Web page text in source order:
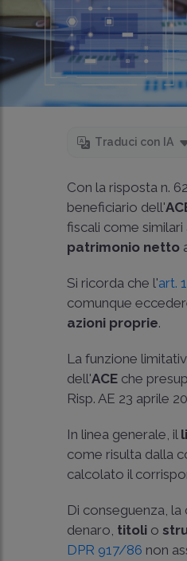
Traduci con IA
Con la risposta n.
beneficiario dell'
fiscali come
patrimonio netto
Si ricorda che l'art.
comunque
azioni proprie.
La funzione
dell'ACE che
Risp. AE 23 aprile
In linea generale, il
come risulta dalla
calcolato il
Di conseguenza,
denaro, titoli o
DPR 917/86 non